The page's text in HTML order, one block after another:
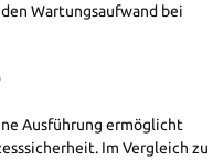
Wartungsaufwand bei
Ausführung ermöglicht
Im Vergleich zu